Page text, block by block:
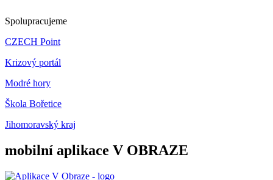
Spolupracujeme
CZECH Point
Krizový portál
Modré hory
Škola Bořetice
Jihomoravský kraj
mobilní aplikace V OBRAZE